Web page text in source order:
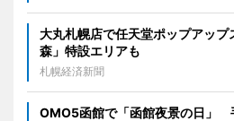
大丸札幌店で任天堂ポップアッ
森」特設エリアも
札幌経済新聞
OMO5函館で「函館夜景の日」